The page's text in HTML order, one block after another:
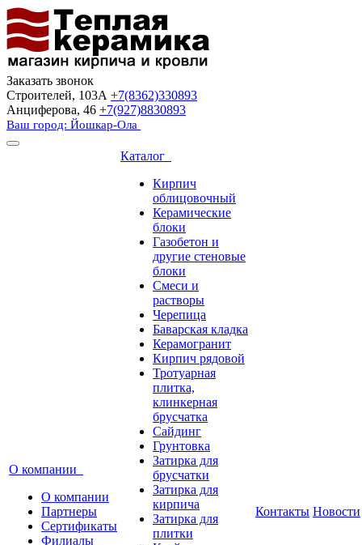
Заказать звонок
Строителей, 103А +7(8362)330893
Анциферова, 46 +7(927)8830893
Ваш город: Йошкар-Ола
О компании
О компании
Партнеры
Сертификаты
Филиалы
Каталог
Кирпич
облицовочный
Керамические
блоки
Газобетон и
другие стеновые
блоки
Смеси и
растворы
Черепица
Баварская кладка
Керамогранит
Кирпич рядовой
Тротуарная
плитка,
клинкерная
брусчатка
Сайдинг
Грунтовка
Затирка для
брусчатки
Затирка для
кирпича
Затирка для
плитки
Контакты Новости